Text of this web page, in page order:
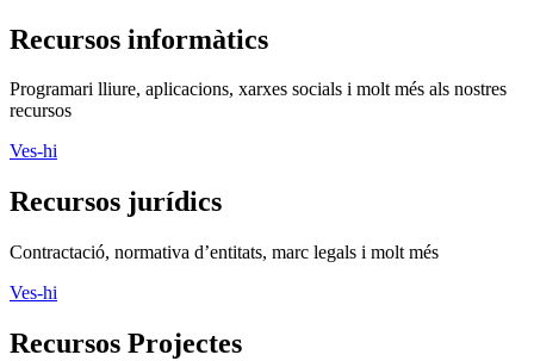
Recursos informàtics
Programari lliure, aplicacions, xarxes socials i molt més als nostres
recursos
Ves-hi
Recursos jurídics
Contractació, normativa d’entitats, marc legals i molt més
Ves-hi
Recursos Projectes